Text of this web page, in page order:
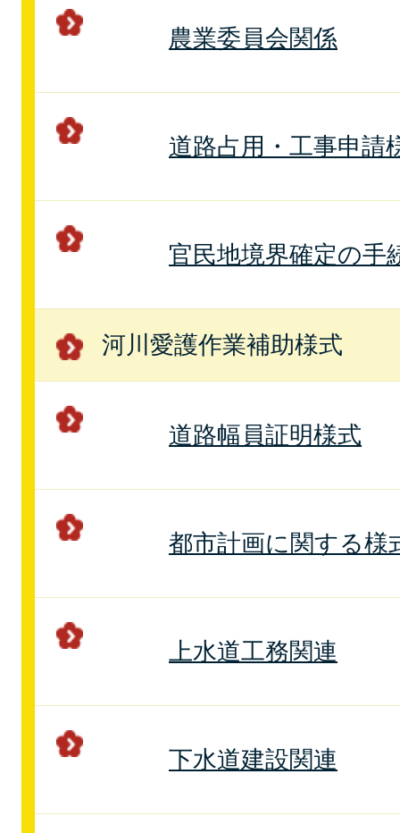
農業委員会関係
道路占用・工事申請
官民地境界確定の手
河川愛護作業補助様式
道路幅員証明様式
都市計画に関する様
上水道工務関連
下水道建設関連